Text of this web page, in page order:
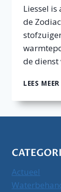
Liessel
de
de
LEES MEER
Actueel